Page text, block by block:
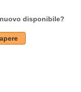
disponibile?